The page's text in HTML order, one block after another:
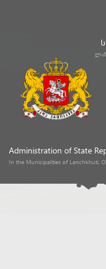
Administration of State
In the Municipalities of Lanchkhuti,